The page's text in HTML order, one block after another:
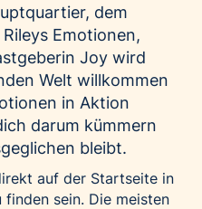
dem
Emotionen,
Joy wird
Welt willkommen
in Aktion
darum kümmern
bleibt.
auf der Startseite in
sein. Die meisten